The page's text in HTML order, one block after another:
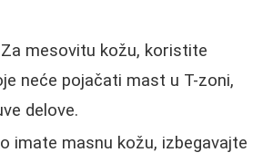
Za mesovitu kožu, koristite
neće pojačati mast u T-zoni,
delove.
imate masnu kožu, izbegavajte